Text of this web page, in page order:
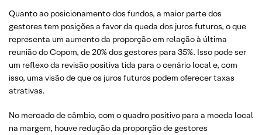
Quanto ao posicionamento dos fundos, a maior parte dos
gestores tem posições a favor da queda dos juros futuros, o que
representa um aumento da proporção em relação à última
reunião do Copom, de 20% dos gestores para 35%. Isso pode ser
um reflexo da revisão positiva tida para o cenário local e, com
isso, uma visão de que os juros futuros podem oferecer taxas
atrativas.
No mercado de câmbio, com o quadro positivo para a moeda local
na margem, houve redução da proporção de gestores